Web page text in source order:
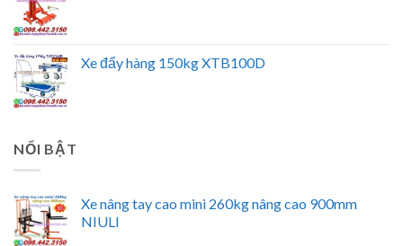
Xe đẩy hàng 150kg XTB100D
NỔI BẬT
Xe nâng tay cao mini 260kg nâng cao 900mm
NIULI